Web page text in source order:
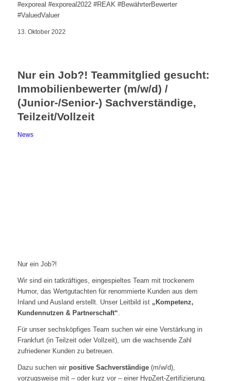
#exporeal #exporeal2022 #REAK #BewährterBewerter
#ValuedValuer
13. Oktober 2022
Nur ein Job?! Teammitglied gesucht:
Immobilienbewerter (m/w/d) /
(Junior-/Senior-) Sachverständige,
Teilzeit/Vollzeit
News
Nur ein Job?!
Wir sind ein tatkräftiges, eingespieltes Team mit trockenem
Humor, das Wertgutachten für renommierte Kunden aus dem
Inland und Ausland erstellt. Unser Leitbild ist „Kompetenz,
Kundennutzen & Partner­schaft“.
Für unser sechsköpfiges Team suchen wir eine Verstärkung in
Frankfurt (in Teilzeit oder Vollzeit), um die wachsende Zahl
zufriedener Kunden zu betreuen.
Dazu suchen wir positive Sachverständige(m/w/d),
vorzugsweise mit – oder kurz vor – einer HypZert-Zertifizierung.